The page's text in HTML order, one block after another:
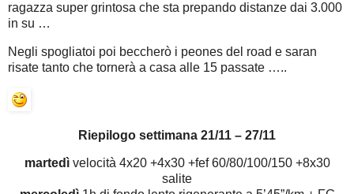
ragazza super grintosa che sta prepando distanze dai 3.000
in su …
Negli spogliatoi poi beccherò i peones del road e saran
risate tanto che tornerà a casa alle 15 passate …..
Riepilogo settimana 21/11 – 27/11
martedìvelocità 4x20 +4x30 +fef 60/80/100/150 +8x30
salite